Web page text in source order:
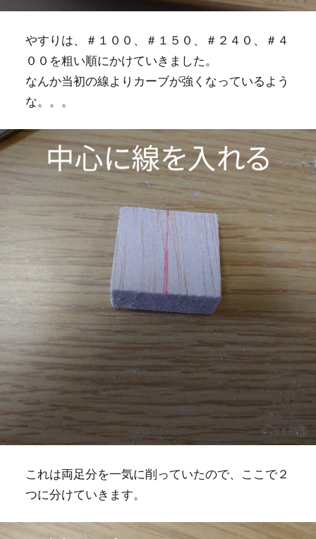
やすりは、＃１００、＃１５０、＃２４０、＃４
００を粗い順にかけていきました。
なんか当初の線よりカーブが強くなっているよう
な。。。
これは両足分を一気に削っていたので、ここで２
つに分けていきます。